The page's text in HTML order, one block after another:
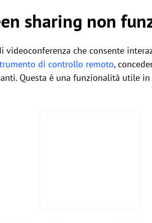
sharing non
videoconferenza che consente
di controllo remoto,
Questa è una funzionalità utile